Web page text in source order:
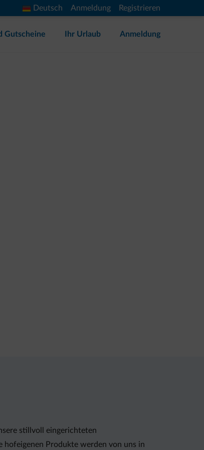
Deutsch Anmeldung Registrieren
Gutscheine Ihr Urlaub Anmeldung
stillvoll eingerichteten
hofeigenen Produkte werden von uns in